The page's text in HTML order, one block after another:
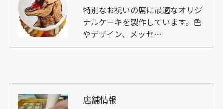
特別なお祝いの席に最適なオリジ
ナルケーキを製作しています。色
やデザイン、メッセ…
店舗情報